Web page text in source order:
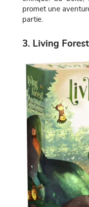
promet une
partie.
3. Living